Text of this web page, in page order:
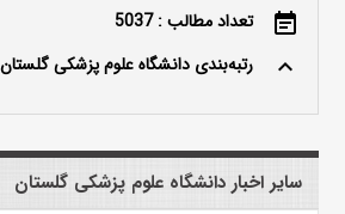
event_note تعداد مطالب : 5037
keyboard_arrow_up رتبه‌بندی دانشگاه علوم پزشکی گلستان
سایر اخبار دانشگاه علوم پزشکی گلستان